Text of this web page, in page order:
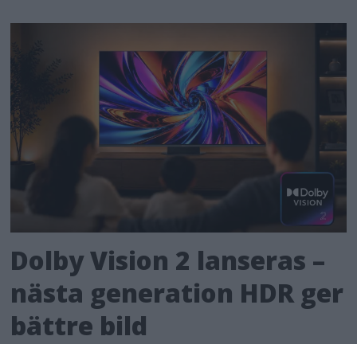
Dolby Vision 2 lanseras –
nästa generation HDR ger
bättre bild